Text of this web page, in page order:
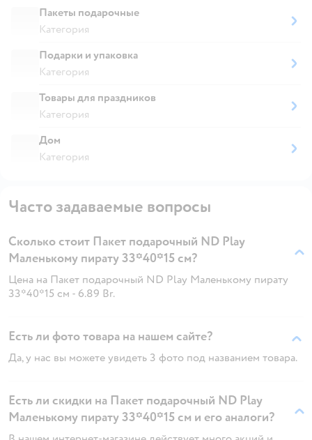
Пакеты подарочные
Категория
Подарки и упаковка
Категория
Товары для праздников
Категория
Дом
Категория
Часто задаваемые вопросы
Сколько стоит Пакет подарочный ND Play
Маленькому пирату 33*40*15 см?
Цена на Пакет подарочный ND Play Маленькому пирату
33*40*15 см - 6.89 Br.
Есть ли фото товара на нашем сайте?
Да, у нас вы можете увидеть 3 фото под названием товара.
Есть ли скидки на Пакет подарочный ND Play
Маленькому пирату 33*40*15 см и его аналоги?